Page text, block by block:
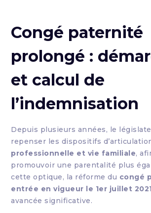
Congé paternité
prolongé :
et calcul de
l’indemnisation
Depuis plusieurs années, le
repenser les dispositifs
professionnelle et vie familiale,
promouvoir une parentalité plus
cette optique, la réforme du congé
entrée en vigueur le 1er juillet
avancée significative.